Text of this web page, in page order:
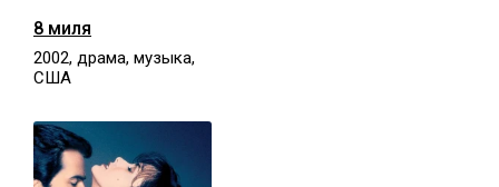
8 миля
2002, драма, музыка,
США